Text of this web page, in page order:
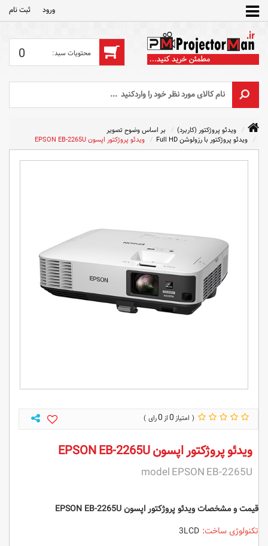
ورود ثبت‌ نام
0
ویدئو پروژکتور (کاربرد)
بر اساس وضوح تصویر
ویدئو پروژکتور با رزولوشن Full HD
ویدئو پروژکتور اپسون EPSON EB-2265U
0
0
ویدئو پروژکتور اپسون EPSON EB-2265U
model EPSON EB-2265U
قیمت و مشخصات ویدئو پروژکتور اپسون EPSON EB-2265U
تکنولوژی ساخت: